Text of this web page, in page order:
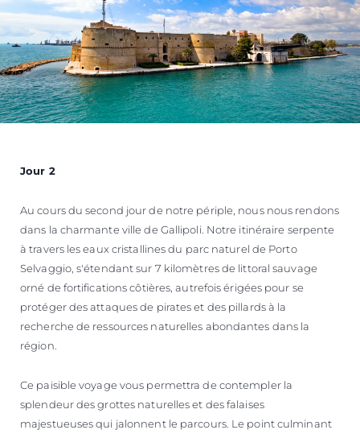
Jour 2
Au cours du second jour de notre périple, nous nous rendons
dans la charmante ville de Gallipoli. Notre itinéraire serpente
à travers les eaux cristallines du parc naturel de Porto
Selvaggio, s'étendant sur 7 kilomètres de littoral sauvage
orné de fortifications côtières, autrefois érigées pour se
protéger des attaques de pirates et des pillards à la
recherche de ressources naturelles abondantes dans la
région.
Ce paisible voyage vous permettra de contempler la
splendeur des grottes naturelles et des falaises
majestueuses qui jalonnent le parcours. Le point culminant